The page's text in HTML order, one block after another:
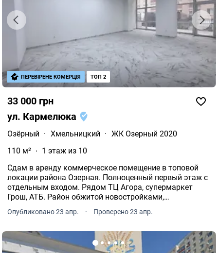
33 000 грн
ул. Кармелюка
Озёрный · Хмельницкий · ЖК Озерный 2020
110 м²
1 этаж из 10
Сдам в аренду коммерческое помещение в топовой
локации района Озерная. Полноценный первый этаж с
отдельным входом. Рядом ТЦ Агора, супермаркет
Грош, АТБ. Район обжитой новостройками,
перспективный. Помещение с только что законченным
ремонтом, есть выводы под кондиционер, первая
Опубликовано 23 апр. · Проверено 23 апр.
ПЕРЕВІРЕНЕ КОМЕРЦІЯ ТОП 2